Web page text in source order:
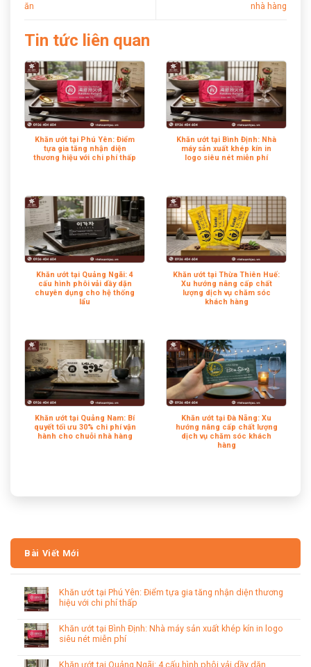
ăn
nhà hàng
Tin tức liên quan
Khăn ướt tại Phú Yên: Điểm
tựa gia tăng nhận diện
thương hiệu với chi phí thấp
Khăn ướt tại Bình Định: Nhà
máy sản xuất khép kín in
logo siêu nét miễn phí
Khăn ướt tại Quảng Ngãi: 4
cấu hình phôi vải dầy dặn
chuyên dụng cho hệ thống
lẩu
Khăn ướt tại Thừa Thiên Huế:
Xu hướng nâng cấp chất
lượng dịch vụ chăm sóc
khách hàng
Khăn ướt tại Quảng Nam: Bí
quyết tối ưu 30% chi phí vận
hành cho chuỗi nhà hàng
Khăn ướt tại Đà Nẵng: Xu
hướng nâng cấp chất lượng
dịch vụ chăm sóc khách
hàng
Bài Viết Mới
Khăn ướt tại Phú Yên: Điểm tựa gia tăng nhận diện thương
hiệu với chi phí thấp
Khăn ướt tại Bình Định: Nhà máy sản xuất khép kín in logo
siêu nét miễn phí
Khăn ướt tại Quảng Ngãi: 4 cấu hình phôi vải dầy dặn